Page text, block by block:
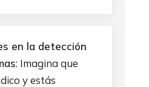
en la detección
: Imagina que
y estás